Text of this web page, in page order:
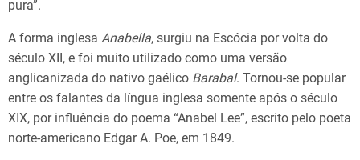
pura”.
A forma inglesa Anabella, surgiu na Escócia por volta do
século XII, e foi muito utilizado como uma versão
anglicanizada do nativo gaélico Barabal. Tornou-se popular
entre os falantes da língua inglesa somente após o século
XIX, por influência do poema “Anabel Lee”, escrito pelo poeta
norte-americano Edgar A. Poe, em 1849.